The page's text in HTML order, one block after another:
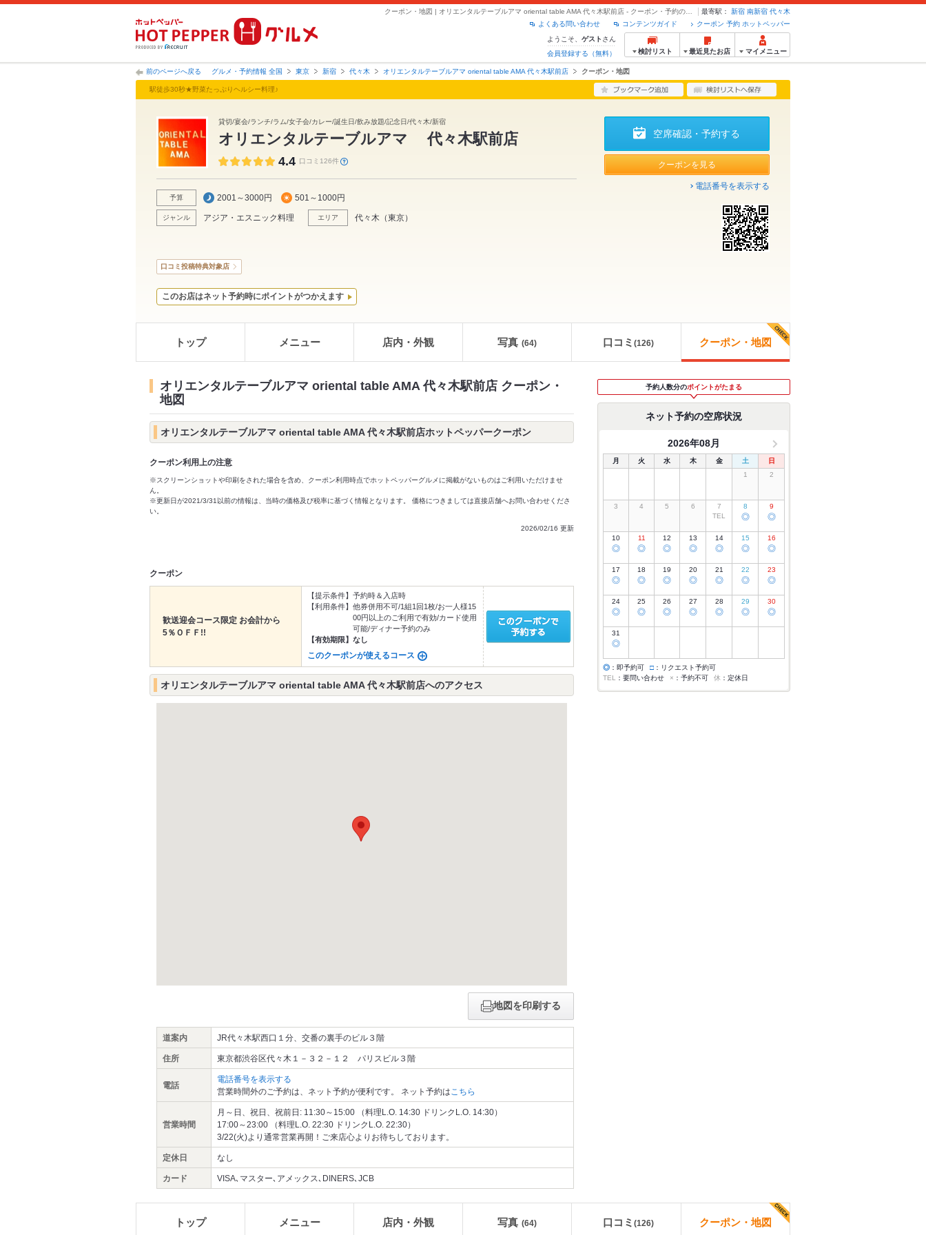
最寄駅： 新宿 南新宿 代々木
クーポン 予約 ホットペッパー
コンテンツガイド
よくある問い合わせ
ようこそ、 ゲスト さん
会員登録する（無料）
検討リスト 最近見たお店 マイメニュー
前のページへ戻る グルメ・予約情報 全国 東京 新宿 代々木 オリエンタルテーブルアマ oriental table AMA 代々木駅前店 クーポン・地図
駅徒歩30秒★野菜たっぷりヘルシー料理♪
貸切/宴会/ランチ/ラム/女子会/カレー/誕生日/飲み放題/記念日/代々木/新宿
オリエンタルテーブルアマ 代々木駅前店
4.4 口コミ126件
予算 2001～3000円 501～1000円
ジャンル アジア・エスニック料理 エリア 代々木 （東京）
空席確認・予約する
クーポンを見る
電話番号を表示する
口コミ投稿特典対象店
このお店はネット予約時にポイントがつかえます
トップ メニュー 店内・外観 写真 (64) 口コミ (126) クーポン・地図
オリエンタルテーブルアマ oriental table AMA 代々木駅前店 クーポン・
地図
オリエンタルテーブルアマ oriental table AMA 代々木駅前店ホットペッパークーポン
クーポン利用上の注意
※スクリーンショットや印刷をされた場合を含め、クーポン利用時点でホットペッパーグルメに掲載がないものはご利用いただけませ
ん。
※更新日が2021/3/31以前の情報は、当時の価格及び税率に基づく情報となります。 価格につきましては直接店舗へお問い合わせくださ
い。
2026/02/16 更新
クーポン
歓送迎会コース限定 お会計から
5％ＯＦＦ!!
【提示条件】 予約時＆入店時
【利用条件】 他券併用不可/1組1回1枚/お一人様15
00円以上のご利用で有効/カード使用
可能/ディナー予約のみ
【有効期限】 なし
このクーポンが使えるコース
オリエンタルテーブルアマ oriental table AMA 代々木駅前店へのアクセス
地図を印刷する
道案内 JR代々木駅西口１分、交番の裏手のビル３階
住所 東京都渋谷区代々木１－３２－１２ パリスビル３階
電話
電話番号を表示する
営業時間外のご予約は、ネット予約が便利です。 ネット予約はこちら
営業時間
月～日、祝日、祝前日: 11:30～15:00 （料理L.O. 14:30 ドリンクL.O. 14:30）
17:00～23:00 （料理L.O. 22:30 ドリンクL.O. 22:30）
3/22(火)より通常営業再開！ご来店心よりお待ちしております。
定休日 なし
カード VISA､マスター､アメックス､DINERS､JCB
予約人数分のポイントがたまる
ネット予約の空席状況
2026年08月
月 火 水 木 金 土
日
1
2
3 4 5 6
7
TEL
8
◎
9
◎
10
◎
11
◎
12
◎
13
◎
14
◎
15
◎
16
◎
17
◎
18
◎
19
◎
20
◎
21
◎
22
◎
23
◎
24
◎
25
◎
26
◎
27
◎
28
◎
29
◎
30
◎
31
◎
◎ ：即予約可 □ ：リクエスト予約可
TEL
：要問い合わせ × ：予約不可 休 ：定休日
トップ メニュー 店内・外観 写真 (64) 口コミ (126) クーポン・地図